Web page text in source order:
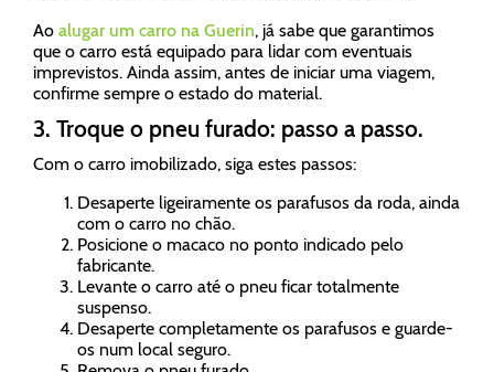
Ao alugar um carro na Guerin, já sabe que garantimos
que o carro está equipado para lidar com eventuais
imprevistos. Ainda assim, antes de iniciar uma viagem,
confirme sempre o estado do material.
3. Troque o pneu furado: passo a passo.
Com o carro imobilizado, siga estes passos:
Desaperte ligeiramente os parafusos da roda, ainda
com o carro no chão.
Posicione o macaco no ponto indicado pelo
fabricante.
Levante o carro até o pneu ficar totalmente
suspenso.
Desaperte completamente os parafusos e guarde-
os num local seguro.